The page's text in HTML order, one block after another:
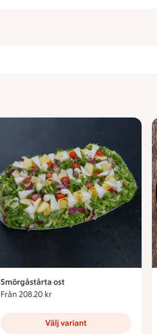
Smörgåstårta ost
Från 208.20 kr
Välj variant